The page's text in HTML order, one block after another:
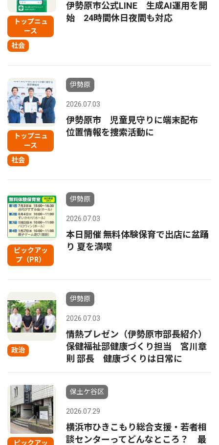
トップニュ
ース
社会
伊勢原市公式LINE 生成AI運用を開
始 24時間休日夜間も対応
トップニュ
ース
社会
伊勢原
2026.07.03
伊勢原市 児童見守りに端末配布
位置情報を捜索活動に
ピックアッ
プ（PR）
伊勢原
2026.07.03
本日開催 無料体験保育で出店に盆踊
り 夏を満喫
政治
伊勢原
2026.07.03
情熱プレゼン（伊勢原市部長紹介）
保健福祉部健康づくり担当 宮川章
則 部長 健康づくりは日常に
ピックアッ
保土ケ谷区
2026.07.29
横浜市ひきこもり総合支援・若者相
談センターってどんなところ？ 最